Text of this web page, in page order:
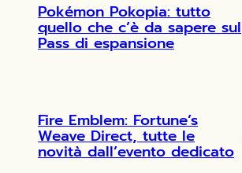
Pokémon Pokopia: tutto
quello che c’è da sapere sul
Pass di espansione
Fire Emblem: Fortune’s
Weave Direct, tutte le
novità dall’evento dedicato